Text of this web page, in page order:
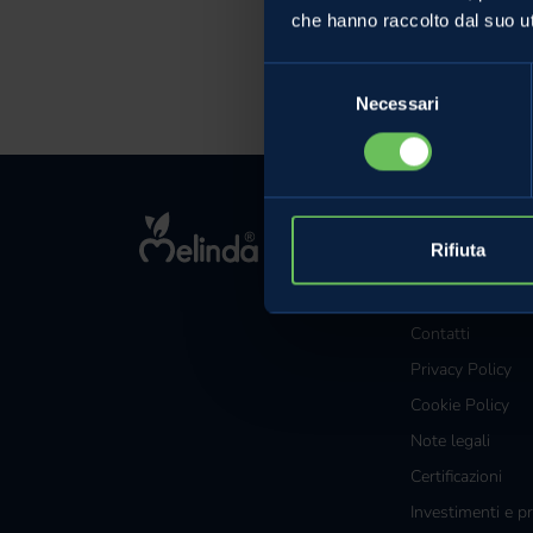
che hanno raccolto dal suo
Necessari
Rifiuta
28
MELINDA
L'azienda
Contatti
Privacy Policy
Cookie Policy
Note legali
Certificazioni
Investimenti e